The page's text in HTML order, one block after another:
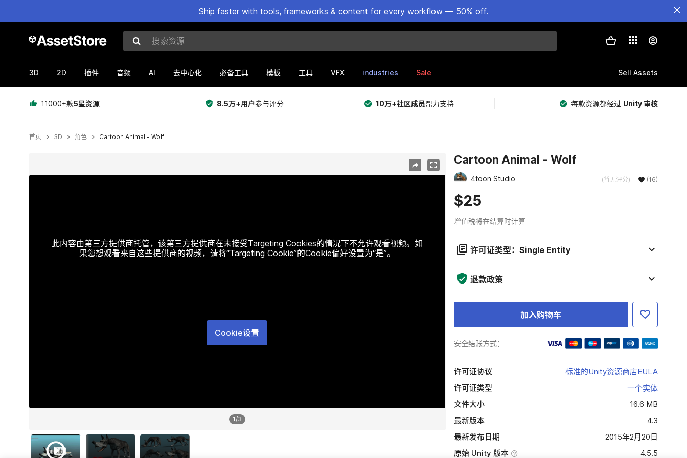
Ship faster with tools, frameworks & content for every workflow — 50% off.
搜索资源
3D 2D 插件 音频 AI 去中心化 必备工具 模板 工具 VFX industries Sale Sell Assets
11000+款5星资源 8.5万+用户参与评分 10万+社区成员鼎力支持 每款资源都经过 Unity 审核
首页 3D 角色 Cartoon Animal - Wolf
此内容由第三方提供商托管，该第三方提供商在未接受Targeting Cookies的情况下不允许观看视频。如
果您想观看来自这些提供商的视频，请将“Targeting Cookie”的Cookie偏好设置为“是”。
Cookie设置
1/3
Cartoon Animal - Wolf
4toon Studio (暂无评分) (16)
$25
增值税将在结算时计算
许可证类型：Single Entity
退款政策
加入购物车
安全结账方式：
许可证协议
标准的Unity资源商店EULA
许可证类型
一个实体
文件大小
16.6 MB
最新版本
4.3
最新发布日期
2015年2月20日
原始 Unity 版本
4.5.5